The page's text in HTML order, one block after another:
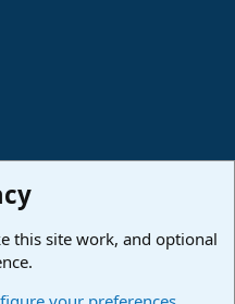
this site work, and optional